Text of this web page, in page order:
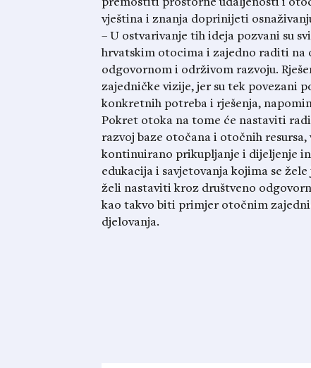
premostiti prostorne udaljenosti i
vještina i znanja doprinijeti
– U ostvarivanje tih ideja pozvani su
hrvatskim otocima i zajedno raditi na
odgovornom i održivom razvoju.
zajedničke vizije, jer su tek povezani
konkretnih potreba i rješenja,
Pokret otoka na tome će nastaviti
razvoj baze otočana i otočnih
kontinuirano prikupljanje i dijeljenje
edukacija i savjetovanja kojima se
želi nastaviti kroz društveno
kao takvo biti primjer otočnim
djelovanja.